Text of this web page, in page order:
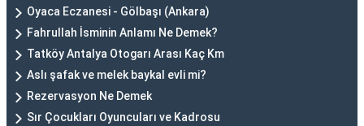
Oyaca Eczanesi - Gölbaşı (Ankara)
Fahrullah İsminin Anlamı Ne Demek?
Tatköy Antalya Otogarı Arası Kaç Km
Aslı şafak ve melek baykal evli mi?
Rezervasyon Ne Demek
Sır Çocukları Oyuncuları ve Kadrosu